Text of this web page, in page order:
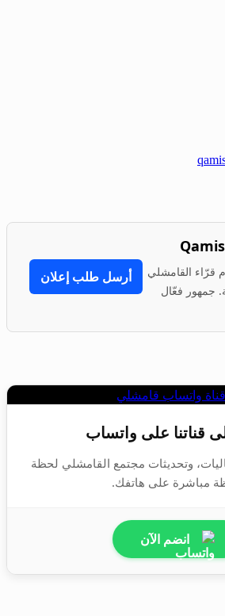
قرّاء القامشلي
جمهور فعّال
أرسل طلب إعلان
قناتنا على واتساب
وتحديثات مجتمع القامشلي لحظة
مباشرة على هاتفك.
انضم الآن